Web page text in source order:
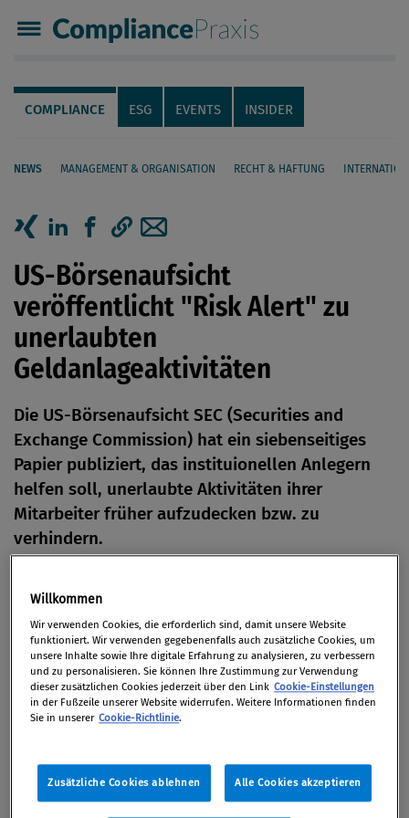
Compliance Praxis
Servicenavigation
Navigation
COMPLIANCE ESG EVENTS INSIDER
NEWS MANAGEMENT & ORGANISATION RECHT & HAFTUNG
Seiteninhalt
Artikel auf Xing teilen
Artikel auf linkedIn teilen
Artikel auf Facebook teilen
Artikellink kopieren
Artikel per Mail teilen
US-Börsenaufsicht
veröffentlicht "Risk Alert" zu
unerlaubten
Geldanlageaktivitäten
Die US-Börsenaufsicht SEC (Securities and
Exchange Commission) hat ein siebenseitiges
Papier publiziert, das instituionellen Anlegern
helfen soll, unerlaubte Aktivitäten ihrer
Mitarbeiter früher aufzudecken bzw. zu
verhindern.
28. Februar 2012
Das "Risk Alert" des zur SEC gehörenden "Office of
Compliance Inspections and Examinations" (OCIE)
zwar unterschiedliche regulatorische Anforderungen
erfüllen müssen, dennoch aber beiden durch
Willkommen
Wir verwenden Cookies, die erforderlich sind, damit unsere Website
funktioniert. Wir verwenden gegebenenfalls auch zusätzliche Cookies, um
unsere Inhalte sowie Ihre digitale Erfahrung zu analysieren, zu verbessern
und zu personalisieren. Sie können Ihre Zustimmung zur Verwendung
dieser zusätzlichen Cookies jederzeit über den Link Cookie-Einstellungen
in der Fußzeile unserer Website widerrufen. Weitere Informationen finden
Sie in unserer Cookie-Richtlinie.
Zusätzliche Cookies ablehnen Alle Cookies akzeptieren